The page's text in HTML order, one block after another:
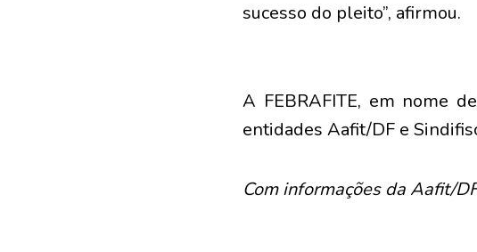
sucesso do pleito”, afirmou.
A FEBRAFITE, em nome
entidades Aafit/DF e
Com informações da Aafit/